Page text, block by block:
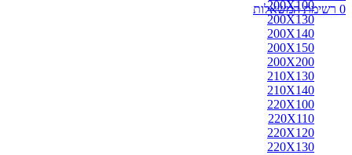
0 רשימת המשאלות
200X100
200X130
200X140
200X150
200X200
210X130
210X140
220X100
220X110
220X120
220X130